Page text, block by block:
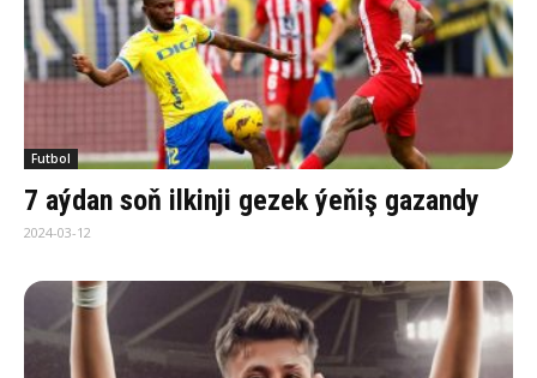
Futbol
7 aýdan soň ilkinji gezek ýeňiş gazandy
2024-03-12